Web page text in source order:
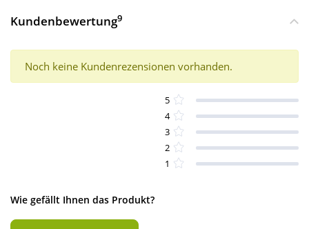
Kundenbewertung9
Noch keine Kundenrezensionen vorhanden.
5
4
3
2
1
Wie gefällt Ihnen das Produkt?